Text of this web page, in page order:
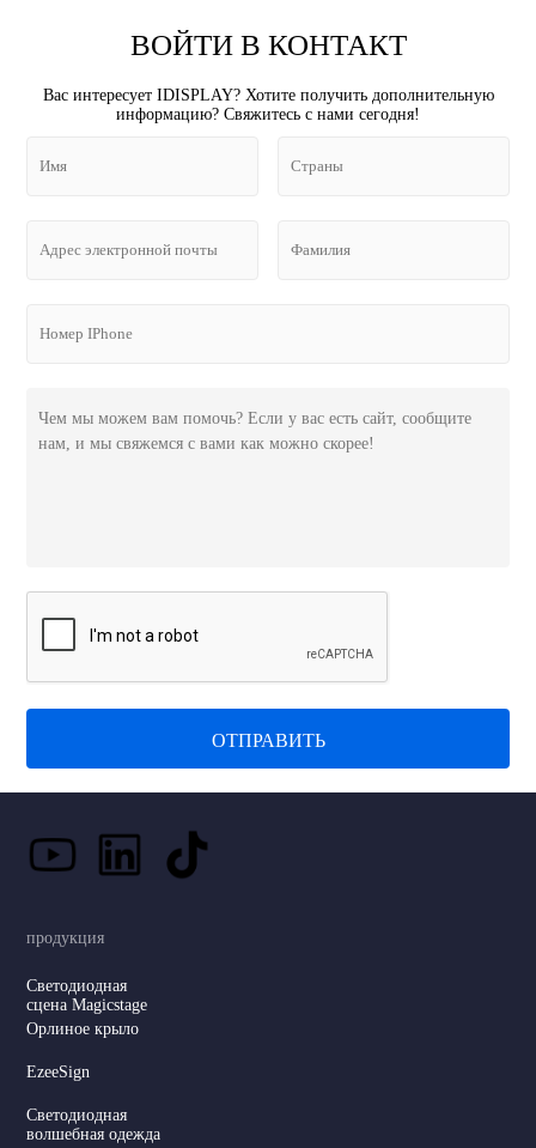
ВОЙТИ В КОНТАКТ
Вас интересует IDISPLAY? Хотите получить дополнительную
информацию? Свяжитесь с нами сегодня!
ОТПРАВИТЬ
продукция
Светодиодная
сцена Magicstage
Орлиное крыло
EzeeSign
Светодиодная
волшебная одежда